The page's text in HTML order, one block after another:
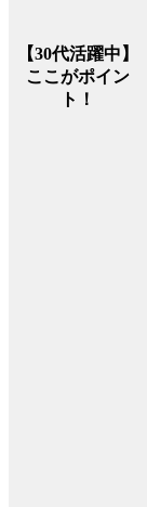
【30代活躍中】
ここがポイン
ト！